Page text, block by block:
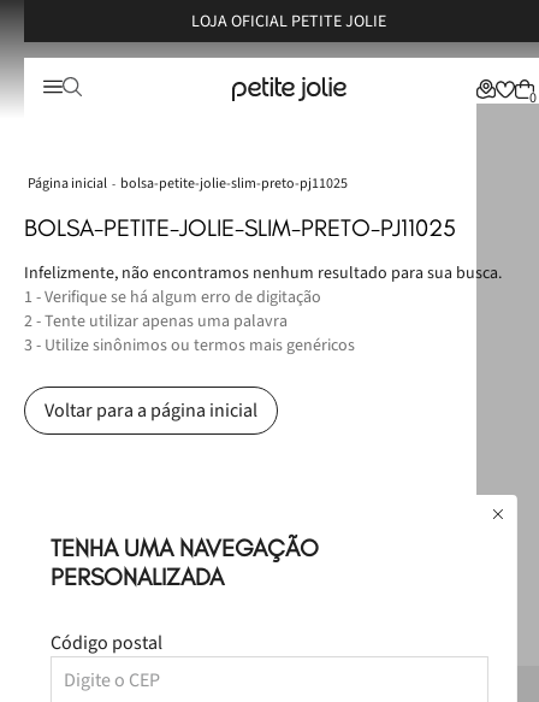
LOJA OFICIAL PETITE JOLIE
TENHA UMA NAVEGAÇÃO
PERSONALIZADA
Código postal
0
bolsa-petite-jolie-slim-preto-pj11025
BOLSA-PETITE-JOLIE-SLIM-PRETO-PJ11025
Infelizmente, não encontramos nenhum resultado para sua busca.
1 - Verifique se há algum erro de digitação
2 - Tente utilizar apenas uma palavra
3 - Utilize sinônimos ou termos mais genéricos
Voltar para a página inicial